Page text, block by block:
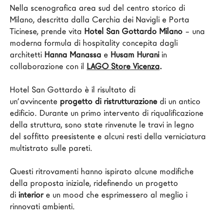
Architetti
LAGO Homes
News
Press
Cataloghi
Contatti
Lavora con noi
Language
Nella scenografica area sud del centro storico di
Milano, descritta dalla Cerchia dei Navigli e Porta
Ticinese, prende vita Hotel San Gottardo Milano – una
moderna formula di hospitality concepita dagli
architetti Hanna Manassa e Husam Hurani in
collaborazione con il LAGO Store Vicenza.
Hotel San Gottardo è il risultato di
un’avvincente progetto di ristrutturazione di un antico
edificio. Durante un primo intervento di riqualificazione
della struttura, sono state rinvenute le travi in legno
del soffitto preesistente e alcuni resti della verniciatura
multistrato sulle pareti.
Questi ritrovamenti hanno ispirato alcune modifiche
della proposta iniziale, ridefinendo un progetto
di interior e un mood che esprimessero al meglio i
rinnovati ambienti.